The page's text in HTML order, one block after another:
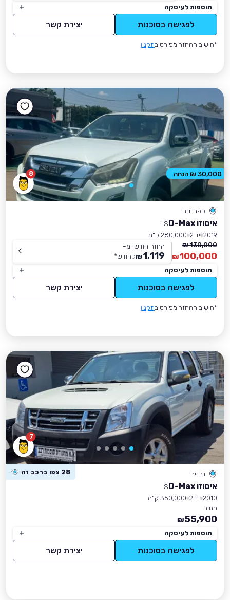
תוספות לעיסקה
לפגישה בסוכנות יצירת קשר
*חישוב ההחזר מפורט בתקנון
8
כפר יונה
איסוזו D-Max
LS
2019 יד 2
280,000 ק״מ
130,000 ₪
100,000
₪
החזר חודשי מ-
1,119
₪לחודש*
תוספות לעיסקה
לפגישה בסוכנות יצירת קשר
*חישוב ההחזר מפורט בתקנון
30,000 ₪ הנחה
7
נתניה 28 צפו ברכב זה
איסוזו D-Max
S
2010 יד 2
350,000 ק״מ
מחיר
55,900
₪
תוספות לעיסקה
לפגישה בסוכנות יצירת קשר